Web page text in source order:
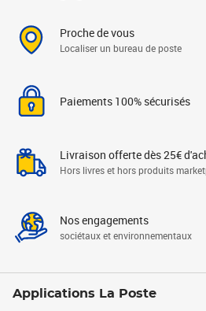
Proche de vous
Localiser un bureau de poste
Paiements 100% sécurisés
Livraison offerte dès 25€
Hors livres et hors produits
Nos engagements
sociétaux et environnementaux
Applications La Poste